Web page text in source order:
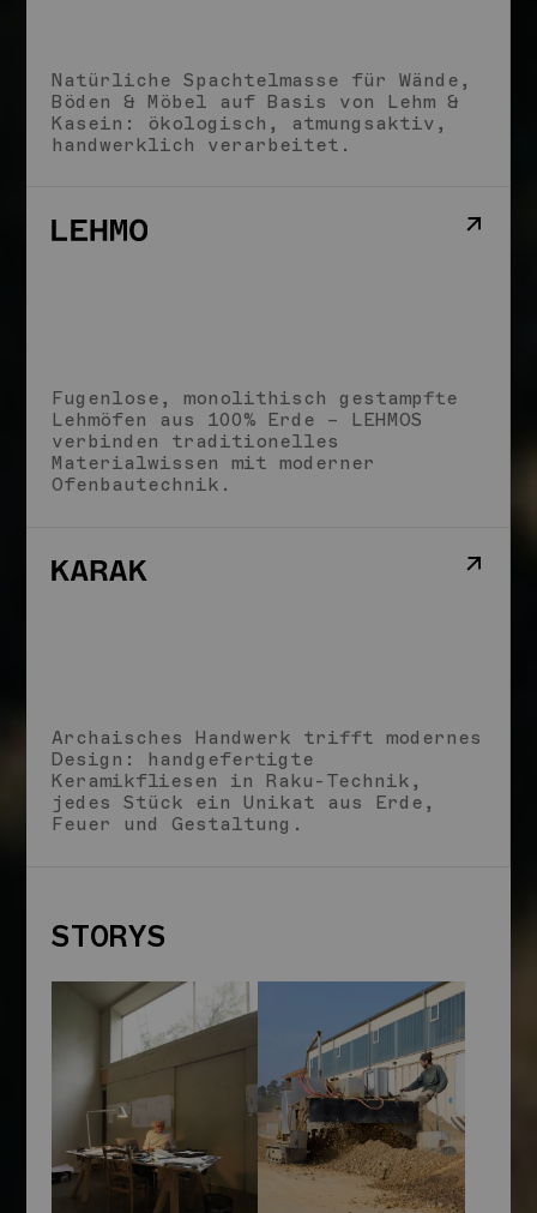
Natürliche Spachtelmasse für Wände,
Böden & Möbel auf Basis von Lehm &
Kasein: ökologisch, atmungsaktiv,
handwerklich verarbeitet.
Fugenlose, monolithisch gestampfte
Lehmöfen aus 100% Erde – LEHMOS
verbinden traditionelles
Materialwissen mit moderner
Ofenbautechnik.
Archaisches Handwerk trifft modernes
Design: handgefertigte
Keramikfliesen in Raku-Technik,
jedes Stück ein Unikat aus Erde,
Feuer und Gestaltung.
STORYS